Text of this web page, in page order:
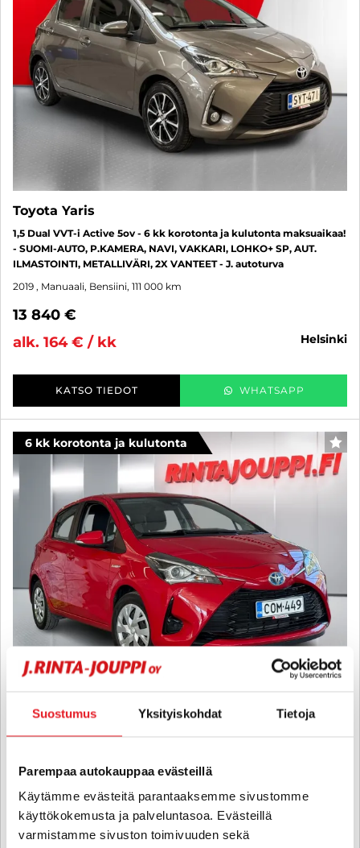
Suostumus Yksityiskohdat Tietoja
Parempaa autokauppaa evästeillä
Käytämme evästeitä parantaaksemme sivustomme
käyttökokemusta ja palveluntasoa. Evästeillä
varmistamme sivuston toimivuuden sekä
Toyota Yaris
1,5 Dual VVT-i Active 5ov - 6 kk korotonta ja kulutonta maksuaikaa!
- SUOMI-AUTO, P.KAMERA, NAVI, VAKKARI, LOHKO+ SP, AUT.
ILMASTOINTI, METALLIVÄRI, 2X VANTEET - J. autoturva
2019 , Manuaali, Bensiini, 111 000 km
13 840 €
alk. 164 € / kk
helsinki
KATSO TIEDOT WHATSAPP
6 kk korotonta ja kulutonta
Toyota Yaris
16 800 €
alk. 193 € / kk